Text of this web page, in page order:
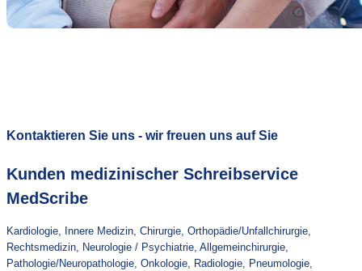
Kontaktieren Sie uns - wir freuen uns auf Sie
Kunden medizinischer Schreibservice
MedScribe
Kardiologie, Innere Medizin, Chirurgie, Orthopädie/Unfallchirurgie,
Rechtsmedizin, Neurologie / Psychiatrie, Allgemeinchirurgie,
Pathologie/Neuropathologie, Onkologie, Radiologie, Pneumologie,